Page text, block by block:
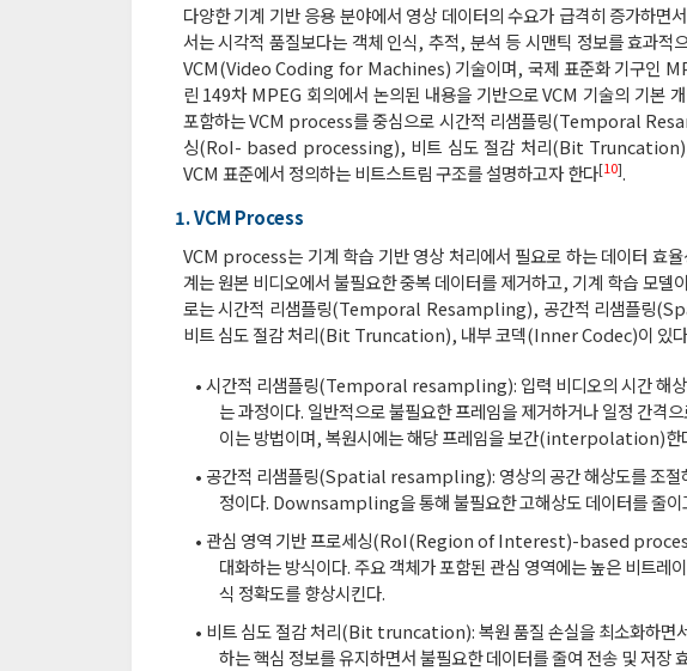
다양한 기계 기반 응용 분야에서 영상 데이터의 수요가 급격히 증가하
서는 시각적 품질보다는 객체 인식, 추적, 분석 등 시맨틱 정보를 효과
VCM(Video Coding for Machines) 기술이며, 국제 표준화 기구인
린 149차 MPEG 회의에서 논의된 내용을 기반으로 VCM 기술의 기
포함하는 VCM process를 중심으로 시간적 리샘플링(Temporal
싱(RoI- based processing), 비트 심도 절감 처리(Bit Truncation),
VCM 표준에서 정의하는 비트스트림 구조를 설명하고자 한다[10].
1. VCM Process
VCM process는 기계 학습 기반 영상 처리에서 필요로 하는 데이터 효
계는 원본 비디오에서 불필요한 중복 데이터를 제거하고, 기계 학습 모
로는 시간적 리샘플링(Temporal Resampling), 공간적 리샘플링
비트 심도 절감 처리(Bit Truncation), 내부 코덱(Inner Codec)이 있
• 시간적 리샘플링(Temporal resampling): 입력 비디오의 시간 해상
는 과정이다. 일반적으로 불필요한 프레임을 제거하거나 일정 간격
이는 방법이며, 복원시에는 해당 프레임을 보간(interpolation)한
• 공간적 리샘플링(Spatial resampling): 영상의 공간 해상도를 조절
정이다. Downsampling을 통해 불필요한 고해상도 데이터를 줄이
• 관심 영역 기반 프로세싱(RoI(Region of Interest)-based
대화하는 방식이다. 주요 객체가 포함된 관심 영역에는 높은 비트
식 정확도를 향상시킨다.
• 비트 심도 절감 처리(Bit truncation): 복원 품질 손실을 최소화하면
하는 핵심 정보를 유지하면서 불필요한 데이터를 줄여 전송 및 저장